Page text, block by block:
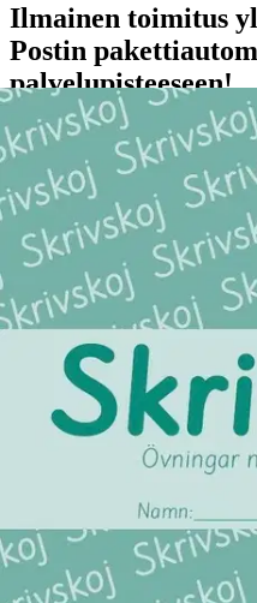
Ilmainen toimitus
Postin
palvelupisteeseen!
Etu ei koske Suuri‑lisäpalvelulla
Tarkista
Ei saatavilla
Tuotekuvaus
Boken Skrivskoj innehåller
En logisk fortsättning efter
som diktamensövningar!